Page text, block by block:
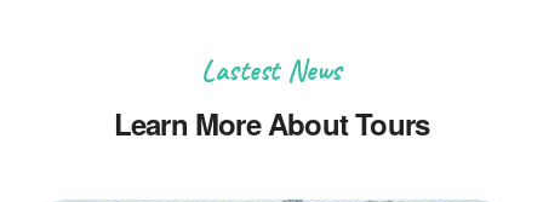
Lastest News
Learn More About Tours